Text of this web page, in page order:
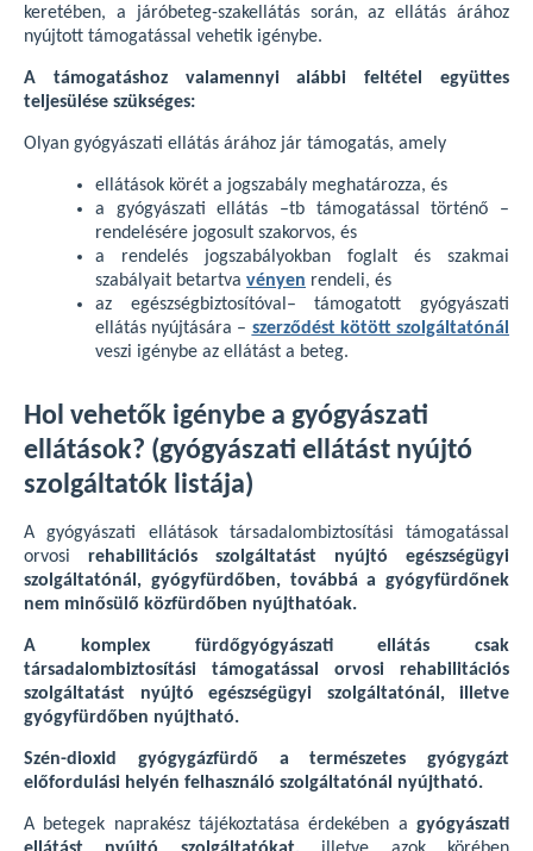
keretében, a járóbeteg-szakellátás során, az ellátás árához
nyújtott támogatással vehetik igénybe.
A támogatáshoz valamennyi alábbi feltétel együttes
teljesülése szükséges:
Olyan gyógyászati ellátás árához jár támogatás, amely
ellátások körét a jogszabály meghatározza, és
a gyógyászati ellátás –tb támogatással történő –
rendelésére jogosult szakorvos, és
a rendelés jogszabályokban foglalt és szakmai
szabályait betartva vényen rendeli, és
az egészségbiztosítóval– támogatott gyógyászati
ellátás nyújtására – szerződést kötött szolgáltatónál
veszi igénybe az ellátást a beteg.
Hol vehetők igénybe a gyógyászati
ellátások? (gyógyászati ellátást nyújtó
szolgáltatók listája)
A gyógyászati ellátások társadalombiztosítási támogatással
orvosi rehabilitációs szolgáltatást nyújtó egészségügyi
szolgáltatónál, gyógyfürdőben, továbbá a gyógyfürdőnek
nem minősülő közfürdőben nyújthatóak.
A komplex fürdőgyógyászati ellátás csak
társadalombiztosítási támogatással orvosi rehabilitációs
szolgáltatást nyújtó egészségügyi szolgáltatónál, illetve
gyógyfürdőben nyújtható.
Szén-dioxid gyógygázfürdő a természetes gyógygázt
előfordulási helyén felhasználó szolgáltatónál nyújtható.
A betegek naprakész tájékoztatása érdekében a gyógyászati